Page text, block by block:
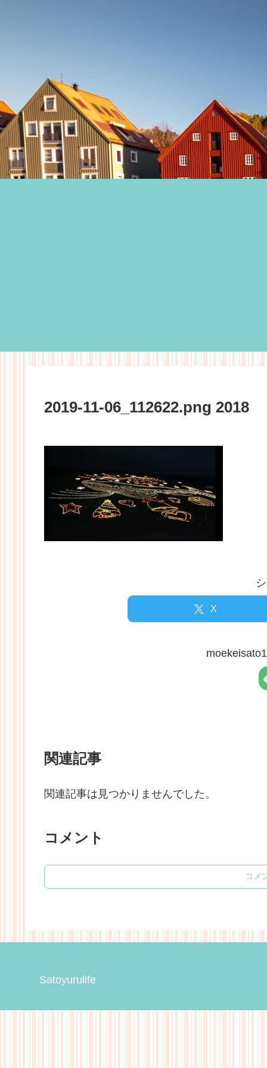
2019-11-06_112622.png 2018
X
関連記事
関連記事は見つかりませんでした。
コメント
コメ
Satoyurulife